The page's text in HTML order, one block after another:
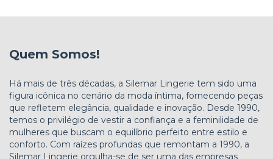
Quem Somos!
Há mais de três décadas, a Silemar Lingerie tem sido uma
figura icônica no cenário da moda íntima, fornecendo peças
que refletem elegância, qualidade e inovação. Desde 1990,
temos o privilégio de vestir a confiança e a feminilidade de
mulheres que buscam o equilíbrio perfeito entre estilo e
conforto. Com raízes profundas que remontam a 1990, a
Silemar Lingerie orgulha-se de ser uma das empresas